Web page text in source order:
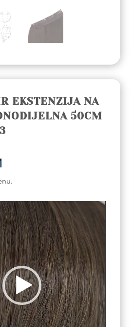
EKSTENZIJA NA
50CM